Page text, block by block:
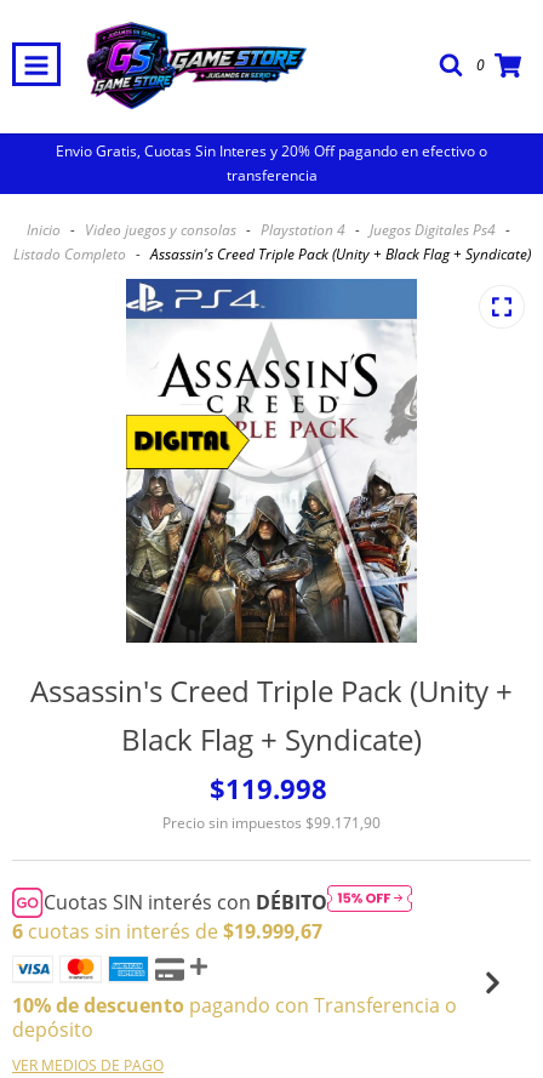
0
Envio Gratis, Cuotas Sin Interes y 20% Off pagando en efectivo o
transferencia
Inicio - Video juegos y consolas - Playstation 4 - Juegos Digitales Ps4 -
Listado Completo - Assassin's Creed Triple Pack (Unity + Black Flag + Syndicate)
Assassin's Creed Triple Pack (Unity +
Black Flag + Syndicate)
$119.998
Precio sin impuestos $99.171,90
Cuotas SIN interés con DÉBITO
6 cuotas sin interés de $19.999,67
10% de descuento pagando con Transferencia o
depósito
VER MEDIOS DE PAGO